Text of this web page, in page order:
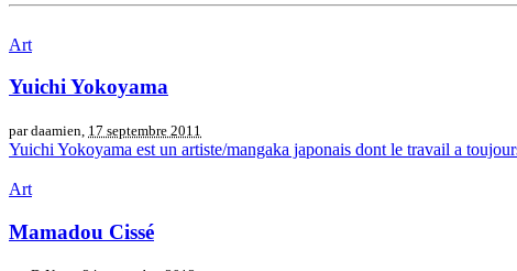
Art
Yuichi Yokoyama
par daamien, 17 septembre 2011
Yuichi Yokoyama est un artiste/mangaka japonais dont le travail a
Art
Mamadou Cissé